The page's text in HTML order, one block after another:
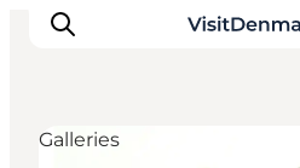
Galleries